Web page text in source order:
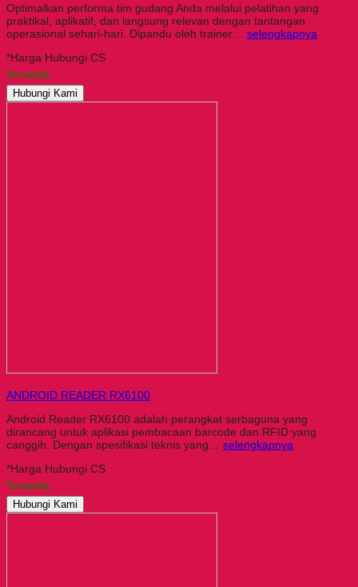
Optimalkan performa tim gudang Anda melalui pelatihan yang
praktikal, aplikatif, dan langsung relevan dengan tantangan
operasional sehari-hari. Dipandu oleh trainer… selengkapnya
*Harga Hubungi CS
Tersedia
Hubungi Kami
ANDROID READER RX6100
Android Reader RX6100 adalah perangkat serbaguna yang
dirancang untuk aplikasi pembacaan barcode dan RFID yang
canggih. Dengan spesifikasi teknis yang… selengkapnya
*Harga Hubungi CS
Tersedia
Hubungi Kami